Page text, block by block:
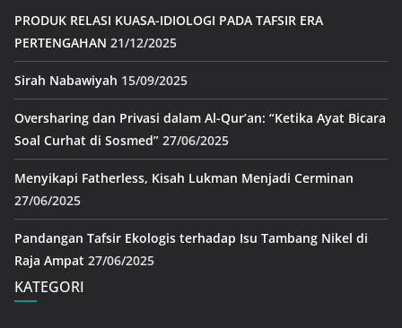
PRODUK RELASI KUASA-IDIOLOGI PADA TAFSIR ERA
PERTENGAHAN 21/12/2025
Sirah Nabawiyah 15/09/2025
Oversharing dan Privasi dalam Al-Qur’an: “Ketika Ayat Bicara
Soal Curhat di Sosmed” 27/06/2025
Menyikapi Fatherless, Kisah Lukman Menjadi Cerminan
27/06/2025
Pandangan Tafsir Ekologis terhadap Isu Tambang Nikel di
Raja Ampat 27/06/2025
KATEGORI